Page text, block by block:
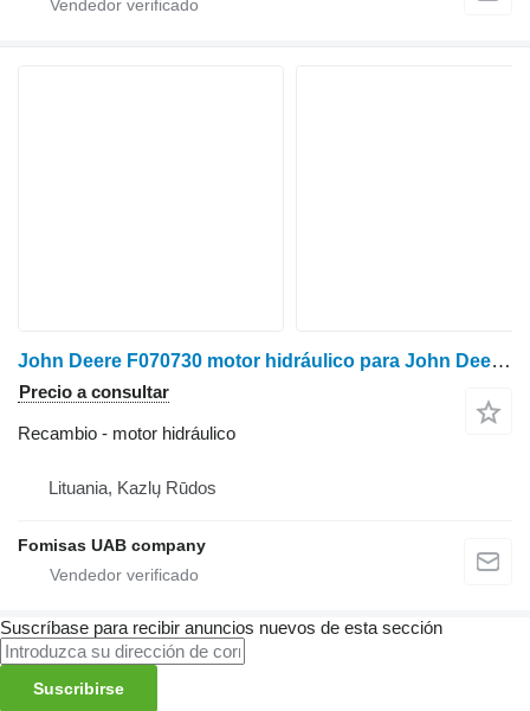
John Deere F070730 motor hidráulico para John Deere 810D autocargador
Precio a consultar
Recambio - motor hidráulico
Lituania, Kazlų Rūdos
Fomisas UAB company
Suscríbase para recibir anuncios nuevos de esta sección
Suscribirse